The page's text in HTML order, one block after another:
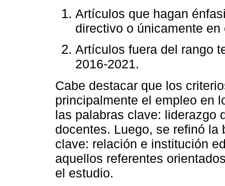
Artículos que hagan
directivo o únicamente
Artículos fuera del rango
2016-2021.
Cabe destacar que los
principalmente el empleo en
las palabras clave: liderazgo
docentes. Luego, se refinó
clave: relación e institución
aquellos referentes
el estudio.